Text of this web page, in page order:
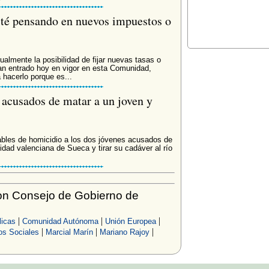
pensando en nuevos impuestos o
la posibilidad de fijar nuevas tasas o
entrado hoy en vigor en esta Comunidad,
porque es...
de matar a un joven y
de homicidio a los dos jóvenes acusados de
valenciana de Sueca y tirar su cadáver al río
Consejo de Gobierno de
| Comunidad Autónoma| Unión Europea|
Sociales | Marcial Marín| Mariano Rajoy|